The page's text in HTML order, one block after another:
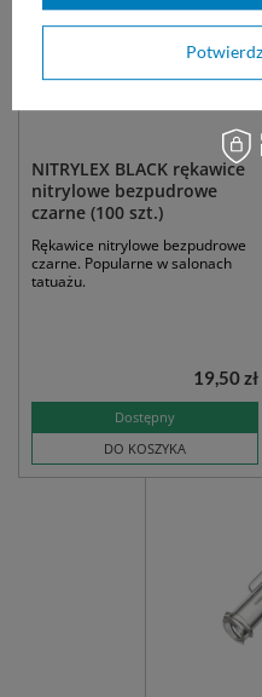
NITRYLEX BLACK rękawice
nitrylowe bezpudrowe
czarne (100 szt.)
Rękawice nitrylowe bezpudrowe
czarne. Popularne w salonach
tatuażu.
Dostępny
DO KOSZYKA
19,50 zł